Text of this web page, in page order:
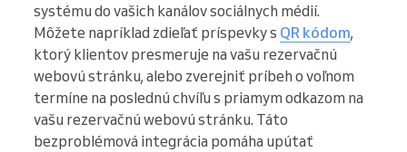
systému do vašich kanálov sociálnych médií.
Môžete napríklad zdieľať príspevky s QR kódom,
ktorý klientov presmeruje na vašu rezervačnú
webovú stránku, alebo zverejniť príbeh o voľnom
termíne na poslednú chvíľu s priamym odkazom na
vašu rezervačnú webovú stránku. Táto
bezproblémová integrácia pomáha upútať